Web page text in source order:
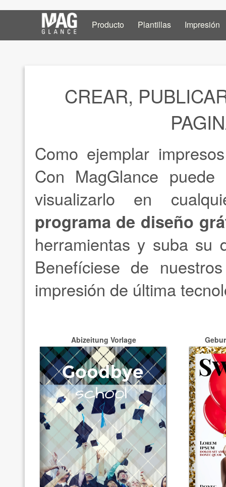
Producto Plantillas Impresión
CREAR,
Como ejemplar
Con MagGlance
visualizarlo en
programa de diseño
herramientas y suba su
Benefíciese de
impresión de última
Abizeitung Vorlage